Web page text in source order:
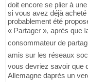
doit encore se plier à
si vous avez déjà
probablement été
« Partager », après que
consommateur de
amis sur les réseaux
vous devriez savoir que
Allemagne daprès un